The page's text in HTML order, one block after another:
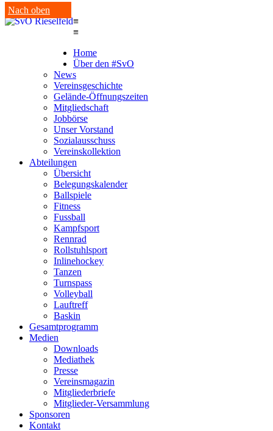
Nach oben
≡
≡
Home
Über den #SvO
News
Vereinsgeschichte
Gelände-Öffnungszeiten
Mitgliedschaft
Jobbörse
Unser Vorstand
Sozialausschuss
Vereinskollektion
Abteilungen
Übersicht
Belegungskalender
Ballspiele
Fitness
Fussball
Kampfsport
Rennrad
Rollstuhlsport
Inlinehockey
Tanzen
Turnspass
Volleyball
Lauftreff
Baskin
Gesamtprogramm
Medien
Downloads
Mediathek
Presse
Vereinsmagazin
Mitgliederbriefe
Mitglieder-Versammlung
Sponsoren
Kontakt